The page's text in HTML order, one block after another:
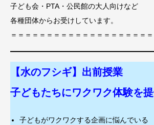
子ども会・PTA・公民館の大人向けなど
各種団体からお受けしています。
＝＝＝＝＝＝＝＝＝＝＝＝＝＝＝＝＝＝＝＝
【水のフシギ】出前授業
子どもたちにワクワク体験を提
子どもがワクワクする企画に悩んでいる